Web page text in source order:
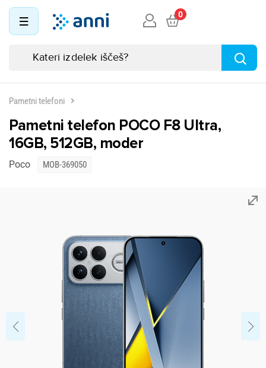
0
Pametni telefoni
Pametni telefon POCO F8 Ultra,
16GB, 512GB, moder
Poco MOB-369050